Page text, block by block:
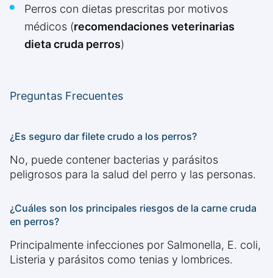
Perros con dietas prescritas por motivos
médicos (recomendaciones veterinarias
dieta cruda perros)
Preguntas Frecuentes
¿Es seguro dar filete crudo a los perros?
No, puede contener bacterias y parásitos
peligrosos para la salud del perro y las personas.
¿Cuáles son los principales riesgos de la carne cruda
en perros?
Principalmente infecciones por Salmonella, E. coli,
Listeria y parásitos como tenias y lombrices.